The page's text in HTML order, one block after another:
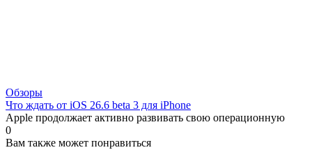
Обзоры
Что ждать от iOS 26.6 beta 3 для iPhone
Apple продолжает активно развивать свою операционную
0
Вам также может понравиться